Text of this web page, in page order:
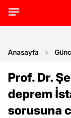
Anasayfa
Prof. Dr.
deprem
sorusuna